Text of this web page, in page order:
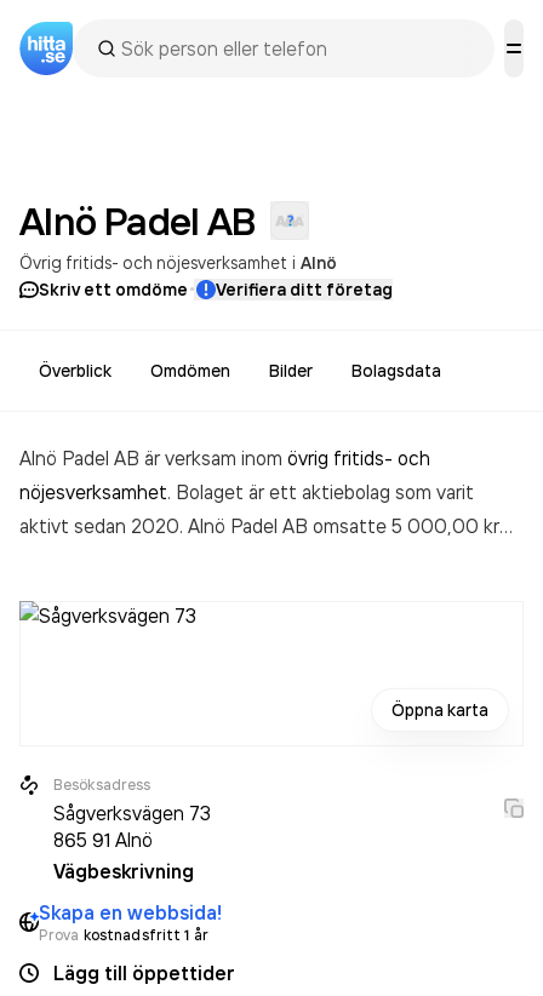
Alnö Padel AB
Övrig fritids- och nöjesverksamhet i Alnö
Skriv ett omdöme· Verifiera ditt företag
Överblick Omdömen Bilder Bolagsdata
Alnö Padel AB är verksam inom övrig fritids- och
nöjesverksamhet. Bolaget är ett aktiebolag som varit
aktivt sedan 2020. Alnö Padel AB omsatte 5 000,00 kr
Öppna karta
Besöksadress
Sågverksvägen 73
865 91 Alnö
Vägbeskrivning
Skapa en webbsida!
Prova kostnadsfritt 1 år
Lägg till öppettider